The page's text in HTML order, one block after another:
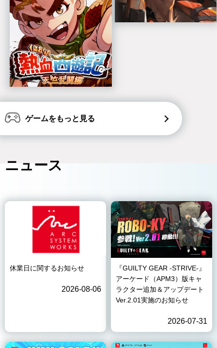
ゲームをもっと見る
ニュース
休業日に関するお知らせ
2026-08-06
『GUILTY GEAR -STRIVE-』
アーケード（APM3）版キャ
ラクター追加＆アップデート
Ver.2.01実施のお知らせ
2026-07-31